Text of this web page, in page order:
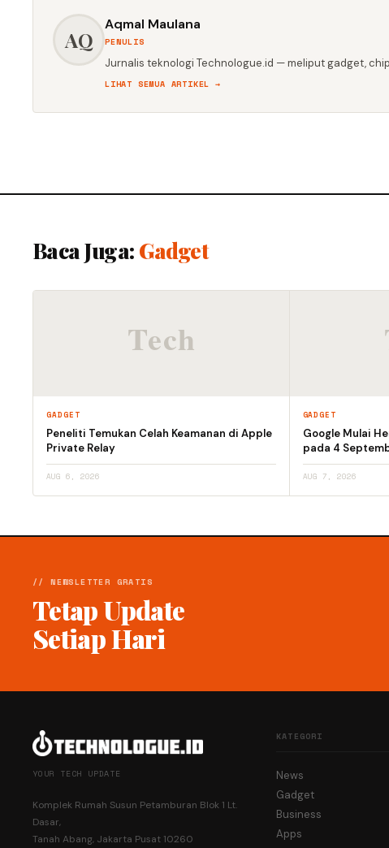
AQ
Aqmal Maulana
PENULIS
Jurnalis teknologi Technologue.id — meliput gadget,
LIHAT SEMUA ARTIKEL →
Baca Juga: Gadget
GADGET
Peneliti Temukan Celah Keamanan di Apple
Private Relay
AUG 6, 2026
GADGET
Google Mulai
pada 4
AUG 7, 2026
// NEWSLETTER GRATIS
Tetap Update
Setiap Hari
YOUR TECH UPDATE
Komplek Rumah Susun Petamburan Blok 1 Lt.
Dasar,
Tanah Abang, Jakarta Pusat 10260
KATEGORI
News
Gadget
Business
Apps